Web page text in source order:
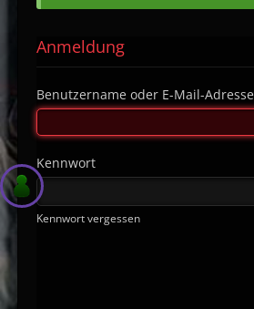
Anmeldung
Benutzername oder E-Mail-Adresse
Kennwort
Kennwort vergessen